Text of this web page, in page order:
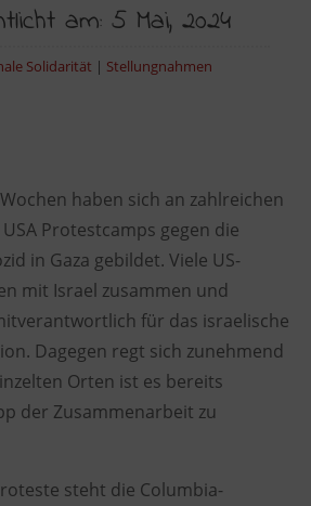
am: 5 Mai, 2024
Solidarität | Stellungnahmen
haben sich an zahlreichen
Protestcamps gegen die
in Gaza gebildet. Viele US-
mit Israel zusammen und
für das israelische
Dagegen regt sich zunehmend
Orten ist es bereits
der Zusammenarbeit zu
steht die Columbia-